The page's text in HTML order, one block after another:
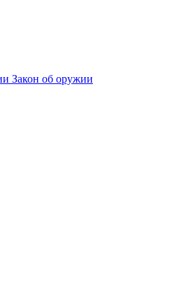
Закон об оружии